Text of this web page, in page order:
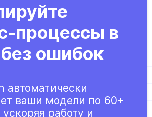
процессы в
ошибок
автоматически
ваши модели по 60+
работу и